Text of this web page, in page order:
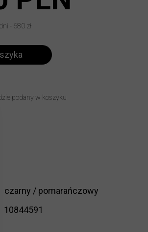
podany w koszyku
czarny / pomarańczowy
10844591
- 680 zł